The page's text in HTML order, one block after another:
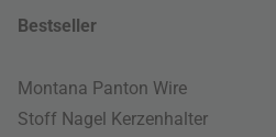
Bestseller
Montana Panton Wire
Stoff Nagel Kerzenhalter